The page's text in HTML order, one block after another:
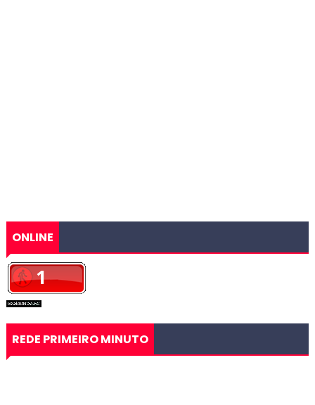
ONLINE
REDE PRIMEIRO MINUTO